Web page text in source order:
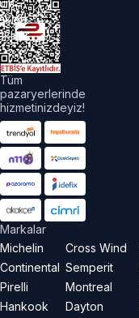
Tüm
pazaryerlerinde
hizmetinizdeyiz!
Markalar
Michelin
Continental
Pirelli
Hankook
Cross Wind
Semperit
Montreal
Dayton